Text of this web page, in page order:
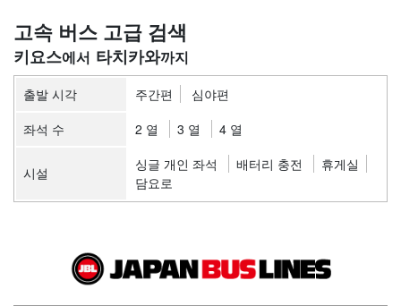
고속 버스 고급 검색
키요스 타치카와
출발 시각 주간편
심야편
좌석 수
2 열 3 열 4 열
시설 싱글 개인 좌석 배터리 충전
휴게실
담요로